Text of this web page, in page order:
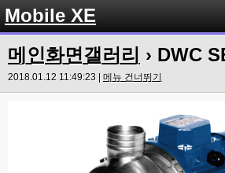
Mobile XE
메인화면갤러리 › DWC
2018.01.12 11:49:23 | 메뉴 건너뛰기